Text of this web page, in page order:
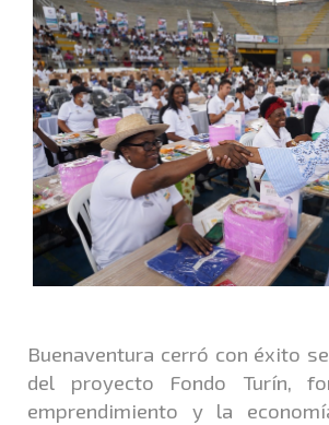
Buenaventura cerró con éxito
del proyecto Fondo Turín,
emprendimiento y la